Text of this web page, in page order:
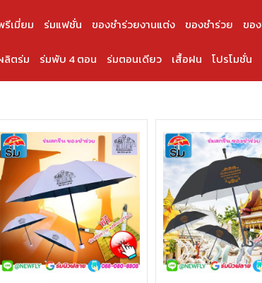
รีเมี่ยม ร่มแฟชั่น ของชำร่วยงานแต่ง ของชำร่วย ขอ
ลิตร่ม ร่มพับ 4 ตอน ร่มตอนเดียว เสื้อฝน โปรโมชั่น